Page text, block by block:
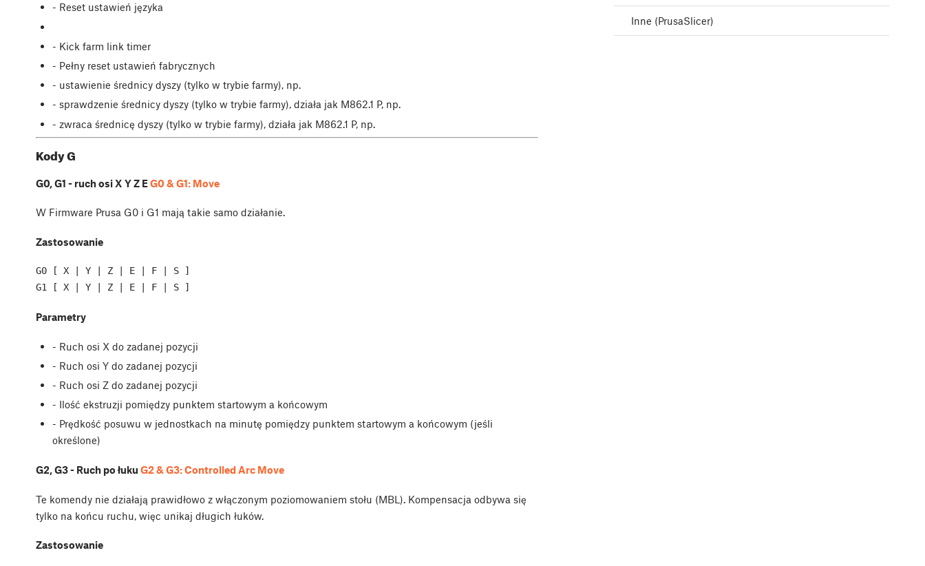
- Reset ustawień języka
- Kick farm link timer
- Pełny reset ustawień fabrycznych
- ustawienie średnicy dyszy (tylko w trybie farmy), np.
- sprawdzenie średnicy dyszy (tylko w trybie farmy), działa jak M862.1 P, np.
- zwraca średnicę dyszy (tylko w trybie farmy), działa jak M862.1 P, np.
Kody G
G0, G1 - ruch osi X Y Z EG0 & G1: Move
W Firmware Prusa G0 i G1 mają takie samo działanie.
Zastosowanie
G0 [ X | Y | Z | E | F | S ]
Parametry
- Ruch osi X do zadanej pozycji
- Ruch osi Y do zadanej pozycji
- Ruch osi Z do zadanej pozycji
- Ilość ekstruzji pomiędzy punktem startowym a końcowym
- Prędkość posuwu w jednostkach na minutę pomiędzy punktem startowym a końcowym (jeśli
określone)
G2, G3 - Ruch po łuku G2 & G3: Controlled Arc Move
Te komendy nie działają prawidłowo z włączonym poziomowaniem stołu (MBL). Kompensacja odbywa się
tylko na końcu ruchu, więc unikaj długich łuków.
Zastosowanie
Inne (PrusaSlicer)